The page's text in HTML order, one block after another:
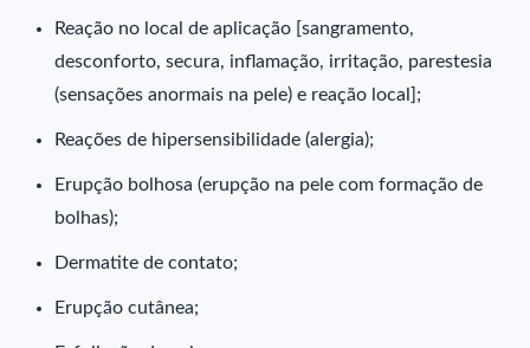
Reação no local de aplicação [sangramento,
desconforto, secura, inflamação, irritação, parestesia
(sensações anormais na pele) e reação local];
Reações de hipersensibilidade (alergia);
Erupção bolhosa (erupção na pele com formação de
bolhas);
Dermatite de contato;
Erupção cutânea;